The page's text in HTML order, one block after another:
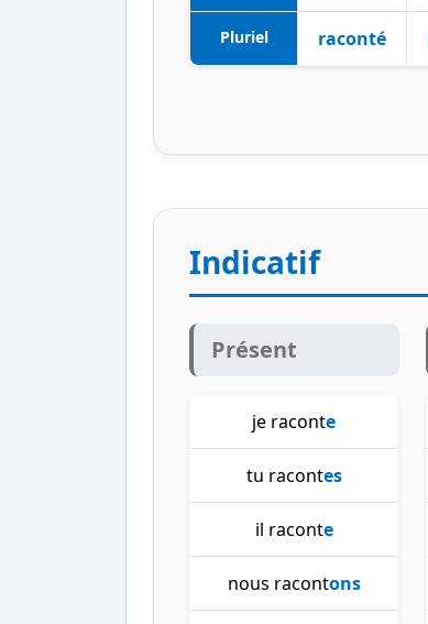
Pluriel raconté
Indicatif
Présent
je raconte
tu racontes
il raconte
nous racontons